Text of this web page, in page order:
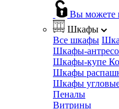
Вы можете
Шкафы
Все шкафы
Шкафы-
Шкафы-купе
Шкафы
Шкафы
Пеналы
Витрины